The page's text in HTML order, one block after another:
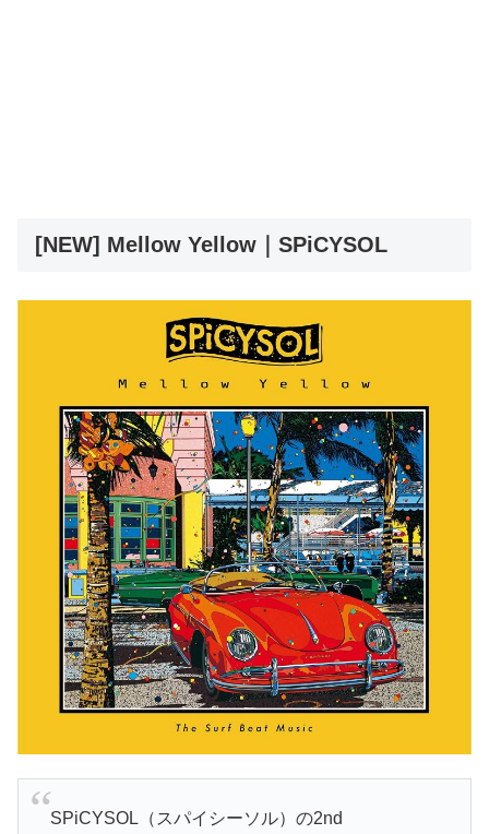
[NEW] Mellow Yellow｜SPiCYSOL
SPiCYSOL（スパイシーソル）の2nd